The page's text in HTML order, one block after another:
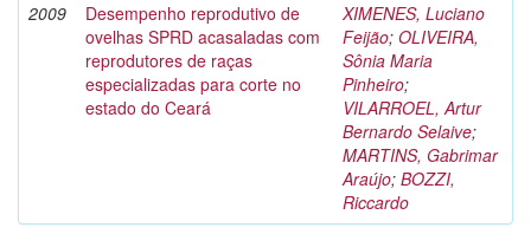
2009
Desempenho reprodutivo de
ovelhas SPRD acasaladas com
reprodutores de raças
especializadas para corte no
estado do Ceará
XIMENES, Luciano
Feijão; OLIVEIRA,
Sônia Maria
Pinheiro;
VILARROEL, Artur
Bernardo Selaive;
MARTINS, Gabrimar
Araújo; BOZZI,
Riccardo